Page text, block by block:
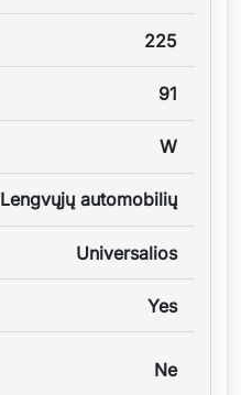
225
91
W
Lengvųjų automobilių
Universalios
Yes
Ne